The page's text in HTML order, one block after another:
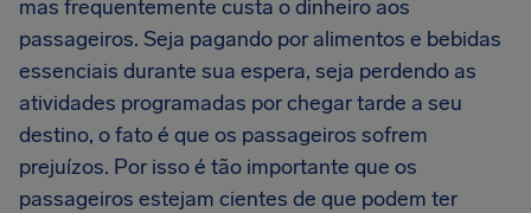
mas frequentemente custa o dinheiro aos
passageiros. Seja pagando por alimentos e bebidas
essenciais durante sua espera, seja perdendo as
atividades programadas por chegar tarde a seu
destino, o fato é que os passageiros sofrem
prejuízos. Por isso é tão importante que os
passageiros estejam cientes de que podem ter